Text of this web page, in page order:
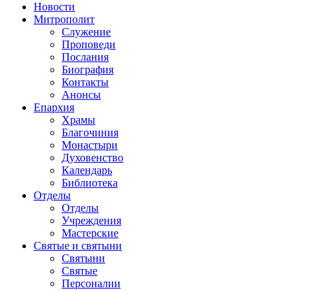
Новости
Митрополит
Служение
Проповеди
Послания
Биография
Контакты
Анонсы
Епархия
Храмы
Благочиния
Монастыри
Духовенство
Календарь
Библиотека
Отделы
Отделы
Учреждения
Мастерские
Святые и святыни
Cвятыни
Cвятые
Персоналии